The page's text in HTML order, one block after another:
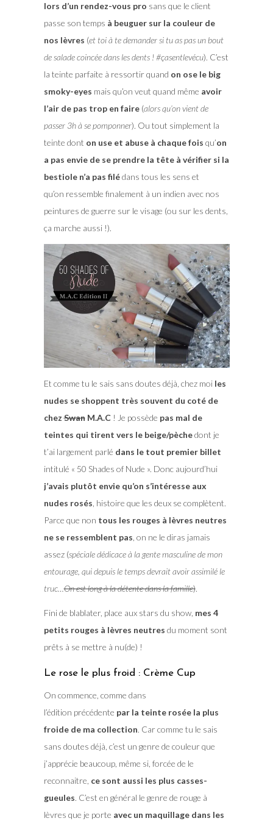
lors d’un rendez-vous pro sans que le client
passe son temps à beuguer sur la couleur de
nos lèvres (et toi à te demander si tu as pas un bout
de salade coincée dans les dents ! #çasentlevécu). C’est
la teinte parfaite à ressortir quand on ose le big
smoky-eyes mais qu’on veut quand même avoir
l’air de pas trop en faire (alors qu’on vient de
passer 3h à se pomponner). Ou tout simplement la
teinte dont on use et abuse à chaque fois qu’on
a pas envie de se prendre la tête à vérifier si la
bestiole n’a pas filédans tous les sens et
qu’on ressemble finalement à un indien avec nos
peintures de guerre sur le visage (ou sur les dents,
ça marche aussi !).
Et comme tu le sais sans doutes déjà, chez moi les
nudes se shoppent très souvent du coté de
chezSwanM.A.C! Je possède pas mal de
teintes qui tirent vers le beige/pèchedont je
t’ai largement parlé dans le tout premier billet
intitulé « 50 Shades of Nude ». Donc aujourd’hui
j’avais plutôt envie qu’on s’intéresse aux
nudes rosés , histoire que les deux se complètent.
Parce que non tous les rouges à lèvres neutres
ne se ressemblent pas , on ne le diras jamais
assez (spéciale dédicace à la gente masculine de mon
entourage, qui depuis le temps devrait avoir assimilé le
truc…On est long à la détente dans la famille).
Fini de blablater, place aux stars du show, mes 4
petits rouges à lèvres neutres du moment sont
prêts à se mettre à nu(de) !
Le rose le plus froid : Crème Cup
On commence, comme dans
l’édition précédente par la teinte rosée la plus
froide de ma collection. Car comme tu le sais
sans doutes déjà, c’est un genre de couleur que
j’apprécie beaucoup, même si, forcée de le
reconnaitre, ce sont aussi les plus casses-
gueules. C’est en général le genre de rouge à
lèvres que je porte avec un maquillage dans les